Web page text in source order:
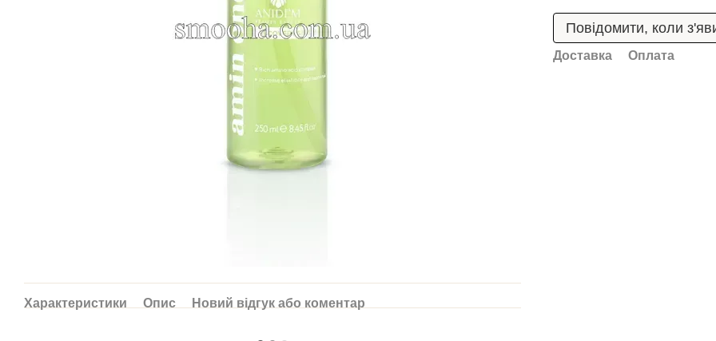
Характеристики Опис Новий відгук або коментар
Повідомити, коли
Доставка Оплата